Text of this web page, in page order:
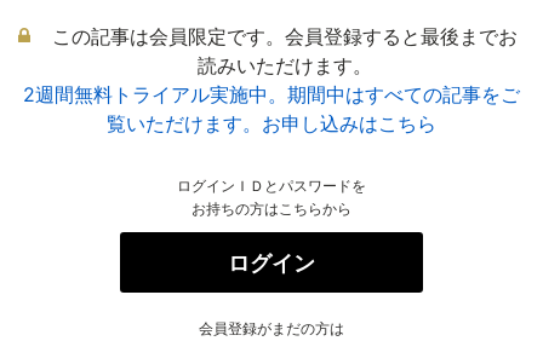
この記事は会員限定です。会員登録すると最後までお
読みいただけます。
2週間無料トライアル実施中。期間中はすべての記事をご
覧いただけます。お申し込みはこちら
ログインＩＤとパスワードを
お持ちの方はこちらから
ログイン
会員登録がまだの方は